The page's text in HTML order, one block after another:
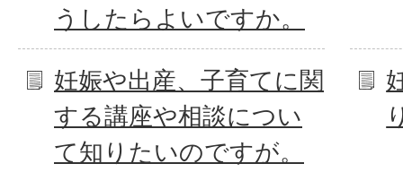
うしたらよいですか。
妊娠や出産、子育てに関
する講座や相談につい
て知りたいのですが。